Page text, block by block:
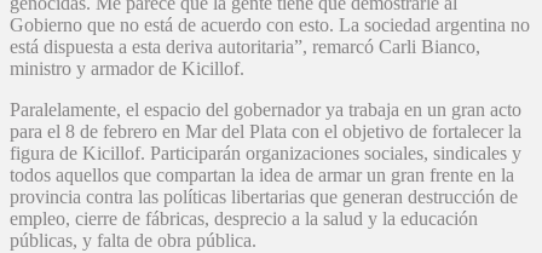
Gobierno que no está de acuerdo con esto. La sociedad argentina no
está dispuesta a esta deriva autoritaria”, remarcó Carli Bianco,
ministro y armador de Kicillof.
Paralelamente, el espacio del gobernador ya trabaja en un gran acto
para el 8 de febrero en Mar del Plata con el objetivo de fortalecer la
figura de Kicillof. Participarán organizaciones sociales, sindicales y
todos aquellos que compartan la idea de armar un gran frente en la
provincia contra las políticas libertarias que generan destrucción de
empleo, cierre de fábricas, desprecio a la salud y la educación
públicas, y falta de obra pública.